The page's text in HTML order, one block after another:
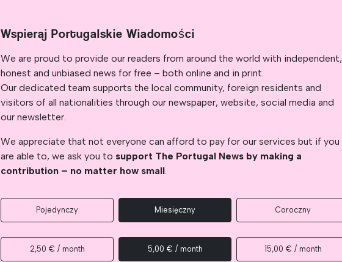
Wspieraj Portugalskie Wiadomości
We are proud to provide our readers from around the world with independent,
honest and unbiased news for free – both online and in print.
Our dedicated team supports the local community, foreign residents and
visitors of all nationalities through our newspaper, website, social media and
our newsletter.
We appreciate that not everyone can afford to pay for our services but if you
are able to, we ask you to support The Portugal News by making a
contribution – no matter how small.
Pojedynczy Miesięczny Coroczny
2,50 € / month 5,00 € / month 15,00 € / month